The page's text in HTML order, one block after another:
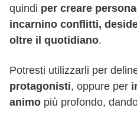
quindi per creare
incarnino conflitti,
oltre il quotidiano.
Potresti utilizzarli per
protagonisti, oppure per
animo più profondo,